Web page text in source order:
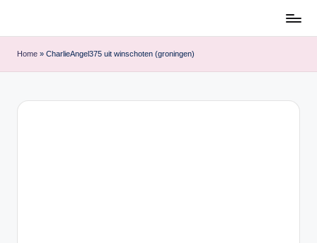
Home » CharlieAngel375 uit winschoten (groningen)